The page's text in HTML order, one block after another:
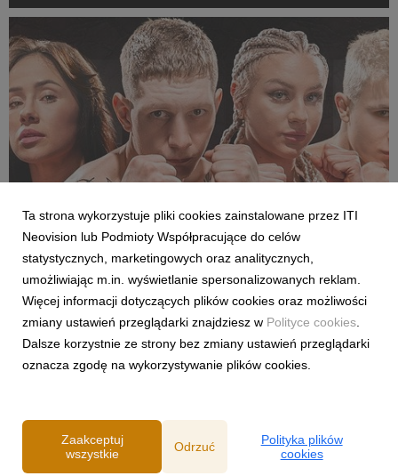
pierwszej kolejki sezonu 2026/27 ligi hiszpańskiej, po formaln...
SPORT
Pełne walki półfinałowe „Projekt Fighter” już
w serwisie streamingowym CANAL+
29 lipca 2026
W serwisie streamingowym CANAL+ opublikowano dodatkowy,
bonusowy odcinek programu „Projekt Fighter”. Odpowiadając
na oczekiwania fanów MMA, CANAL+ udostępnił pełny
Ta strona wykorzystuje pliki cookies zainstalowane przez ITI
Neovision lub Podmioty Współpracujące do celów
statystycznych, marketingowych oraz analitycznych,
umożliwiając m.in. wyświetlanie spersonalizowanych reklam.
Więcej informacji dotyczących plików cookies oraz możliwości
zmiany ustawień przeglądarki znajdziesz w Polityce cookies
Dalsze korzystnie ze strony bez zmiany ustawień przeglądarki
oznacza zgodę na wykorzystywanie plików cookies.
Zaakceptuj
wszystkie
Odrzuć
Polityka plików
cookies